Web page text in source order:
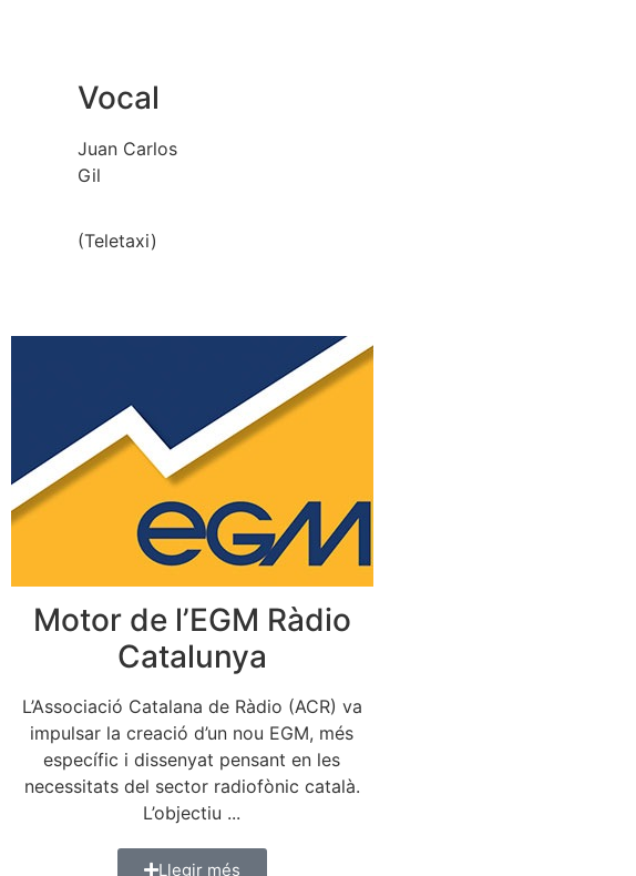
Vocal
Juan Carlos
Gil
(Teletaxi)
Motor de l’EGM Ràdio
Catalunya
L’Associació Catalana de Ràdio (ACR) va
impulsar la creació d’un nou EGM, més
específic i dissenyat pensant en les
necessitats del sector radiofònic català.
L’objectiu ...
Llegir més